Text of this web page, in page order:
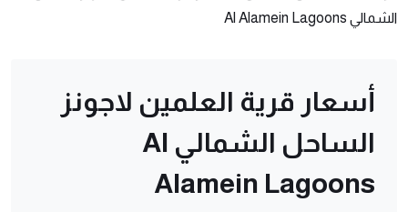
الشمالي Al Alamein Lagoons
أسعار قرية العلمين لاجونز
الساحل الشمالي Al
Alamein Lagoons